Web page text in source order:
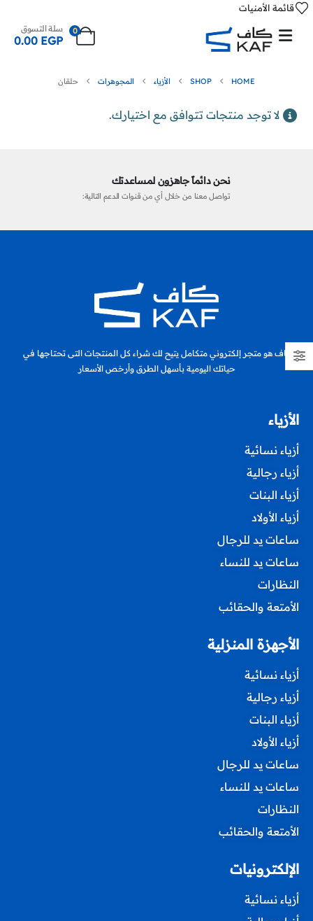
قائمة الأمنيات
0 سلة التسوق
0.00 EGP
HOME
SHOP الأزياء المجوهرات حلقان
لا توجد منتجات تتوافق مع اختيارك.
نحن دائماً جاهزون لمساعدتك
تواصل معنا من خلال أي من قنوات الدعم التالية:
كاف هو متجر إلكتروني متكامل يتيح لك شراء كل المنتجات التى تحتاجها في
حياتك اليومية بأسهل الطرق وأرخص الأسعار
الأزياء
أزياء نسائية
أزياء رجالية
أزياء البنات
أزياء الأولاد
ساعات يد للرجال
ساعات يد للنساء
النظارات
الأمتعة والحقائب
الأجهزة المنزلية
أزياء نسائية
أزياء رجالية
أزياء البنات
أزياء الأولاد
ساعات يد للرجال
ساعات يد للنساء
النظارات
الأمتعة والحقائب
الإلكترونيات
أزياء نسائية